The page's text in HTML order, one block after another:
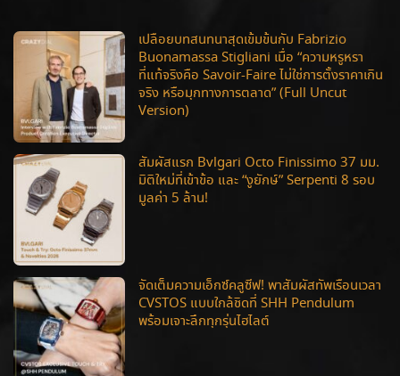
เปลือยบทสนทนาสุดเข้มข้นกับ Fabrizio
Buonamassa Stigliani เมื่อ “ความหรูหรา
ที่แท้จริงคือ Savoir-Faire ไม่ใช่การตั้งราคาเกิน
จริง หรือมุกทางการตลาด” (Full Uncut
Version)
สัมผัสแรก Bvlgari Octo Finissimo 37 มม.
มิติใหม่ที่เข้าข้อ และ “งูยักษ์” Serpenti 8 รอบ
มูลค่า 5 ล้าน!
จัดเต็มความเอ็กซ์คลูซีฟ! พาสัมผัสทัพเรือนเวลา
CVSTOS แบบใกล้ชิดที่ SHH Pendulum
พร้อมเจาะลึกทุกรุ่นไฮไลต์